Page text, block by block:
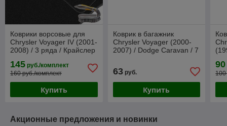
Коврики ворсовые для
Chrysler Voyager IV (2001-
2008) / 3 ряда / Крайслер
145 руб./комплект
160 руб./комплект
Купить
Коврик в багажник
Chrysler Voyager (2000-
2007) / Dodge Caravan / 7
(Norplast)
63руб.
Купить
90
100
Акционные предложения и новинки